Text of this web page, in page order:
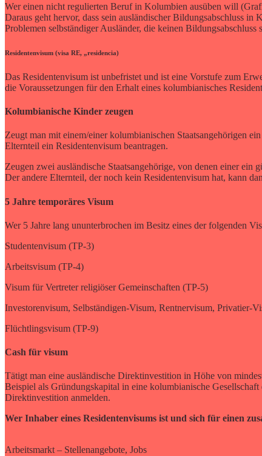
Wer einen nicht regulierten Beruf in Kolumbien ausüben will
Daraus geht hervor, dass sein ausländischer Bildungsabschluss
Problemen selbständiger Ausländer, die keinen
Residentenvisum (visa RE, „residencia)
Das Residentenvisum ist unbefristet und ist eine Vorstufe zum
die Voraussetzungen für den Erhalt eines kolumbianisches
Kolumbianische Kinder zeugen
Zeugt man mit einem/einer kolumbianischen Staatsangehörigen
Elternteil ein Residentenvisum beantragen.
Zeugen zwei ausländische Staatsangehörige, von denen einer
Der andere Elternteil, der noch kein Residentenvisum hat, kann
5 Jahre temporäres Visum
Wer 5 Jahre lang ununterbrochen im Besitz eines der folgenden
Studentenvisum (TP-3)
Arbeitsvisum (TP-4)
Visum für Vertreter religiöser Gemeinschaften (TP-5)
Investorenvisum, Selbständigen-Visum, Rentnervisum, Privatier-
Flüchtlingsvisum (TP-9)
Cash für visum
Tätigt man eine ausländische Direktinvestition in Höhe von
Beispiel als Gründungskapital in eine kolumbianische
Direktinvestition anmelden.
Wer Inhaber eines Residentenvisums ist und sich für einen
Arbeitsmarkt – Stellenangebote, Jobs